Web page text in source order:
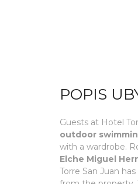
POPIS
Guests at Hotel
outdoor
with a wardrobe.
Elche Miguel
Torre San Juan